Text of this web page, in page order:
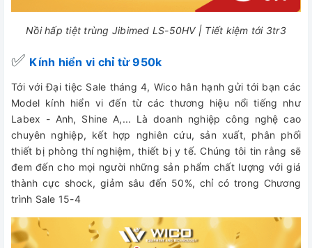
Nồi hấp tiệt trùng Jibimed LS-50HV | Tiết kiệm tới 3tr3
✅ Kính hiển vi chỉ từ 950k
Tới với Đại tiệc Sale tháng 4, Wico hân hạnh gửi tới bạn các
Model kính hiển vi đến từ các thương hiệu nổi tiếng như
Labex - Anh, Shine A,... Là doanh nghiệp công nghệ cao
chuyên nghiệp, kết hợp nghiên cứu, sản xuất, phân phối
thiết bị phòng thí nghiệm, thiết bị y tế. Chúng tôi tin rằng sẽ
đem đến cho mọi người những sản phẩm chất lượng với giá
thành cực shock, giảm sâu đến 50%, chỉ có trong Chương
trình Sale 15-4